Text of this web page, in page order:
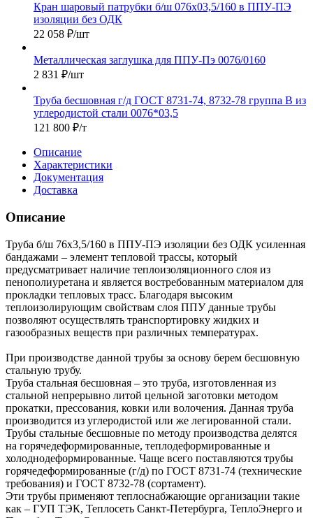
Кран шаровый патрубки б/ш 076х03,5/160 в ППУ-ПЭ
изоляции без ОДК
22 058 ₽/шт
Металлическая заглушка для ППУ-Пэ 0076/0160
2 831 ₽/шт
Труба бесшовная г/д ГОСТ 8731-74, 8732-78 группа В из
углеродистой стали 0076*03,5
121 800 ₽/т
Описание
Характеристики
Документация
Доставка
Описание
Труба б/ш 76х3,5/160 в ППУ-ПЭ изоляции без ОДК усиленная
бандажами – элемент тепловой трассы, который
предусматривает наличие теплоизоляционного слоя из
пенополиуретана и является востребованным материалом для
прокладки тепловых трасс. Благодаря высоким
теплоизолирующим свойствам слоя ППУ данные трубы
позволяют осуществлять транспортировку жидких и
газообразных веществ при различных температурах.
При производстве данной трубы за основу берем бесшовную
стальную трубу.
Труба стальная бесшовная – это труба, изготовленная из
стальной непрерывно литой цельной заготовки методом
прокатки, прессования, ковки или волочения. Данная труба
производится из углеродистой или же легированной стали.
Трубы стальные бесшовные по методу производства делятся
на горячедеформированные, теплодеформированные и
холоднодеформированные. Чаще всего поставляются трубы
горячедеформированные (г/д) по ГОСТ 8731-74 (технические
требования) и ГОСТ 8732-78 (сортамент).
Эти трубы применяют теплоснабжающие организации такие
как – ГУП ТЭК, Теплосеть Санкт-Петербурга, ТеплоЭнерго и